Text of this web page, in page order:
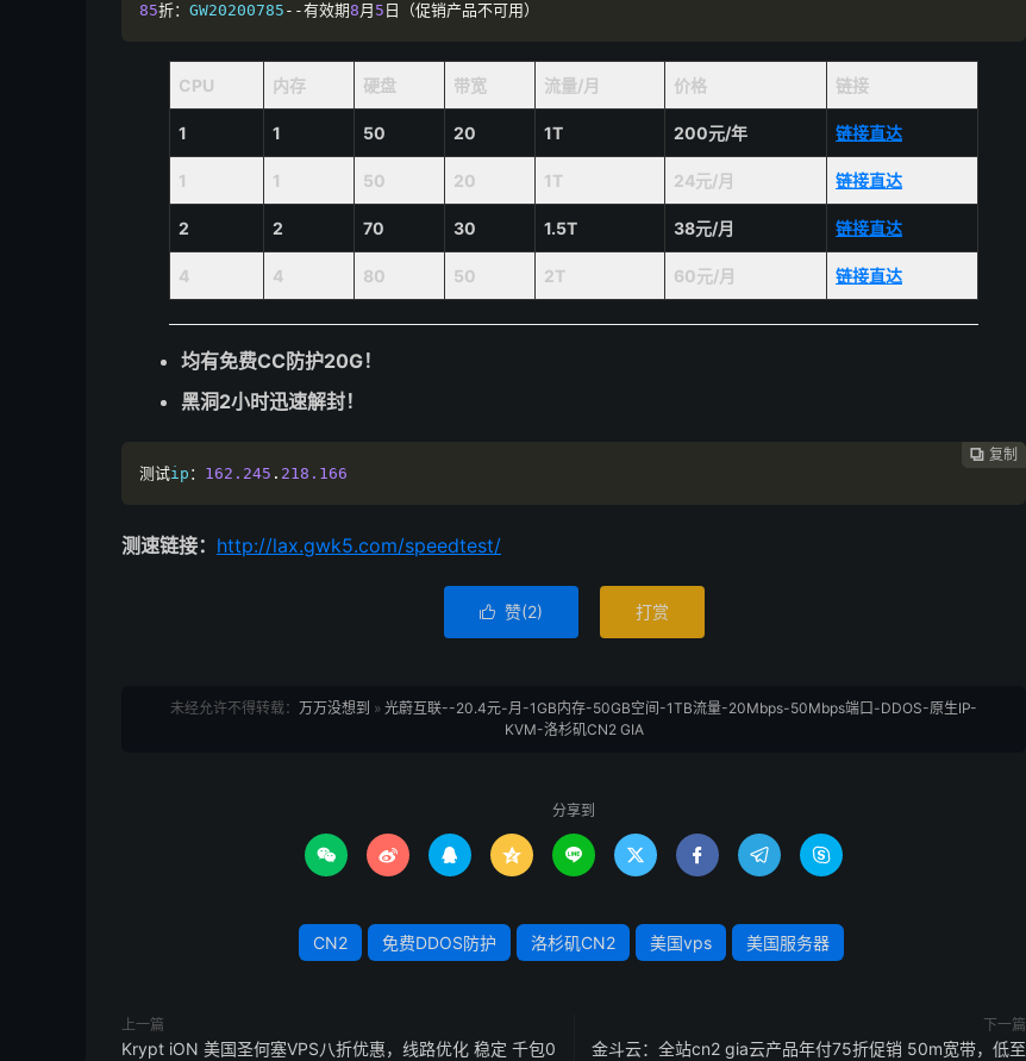
85折： GW20200785 --有效期8月 5 日（促销产品不可用）
CPU 内存 硬盘 带宽 流量/月 价格 链接
1 1 50 20 1T 200元/年 链接直达
1 1 50 20 1T 24元/月 链接直达
2 2 70 30 1.5T 38元/月 链接直达
4 4 80 50 2T 60元/月 链接直达
均有免费CC防护20G！
黑洞2小时迅速解封！
 复制
 复制
 复制
测试ip ： 162.245 . 218.166
测速链接： http://lax.gwk5.com/speedtest/
 赞(2) 打赏
未经允许不得转载： 万万没想到 » 光蔚互联--20.4元-月-1GB内存-50GB空间-1TB流量-20Mbps-50Mbps端口-DDOS-原生IP-
KVM-洛杉矶CN2 GIA
分享到
        
CN2 免费DDOS防护 洛杉矶CN2 美国vps 美国服务器
上一篇
Krypt iON 美国圣何塞VPS八折优惠，线路优化 稳定 千包0
下一篇
金斗云：全站cn2 gia云产品年付75折促销 50m宽带，低至